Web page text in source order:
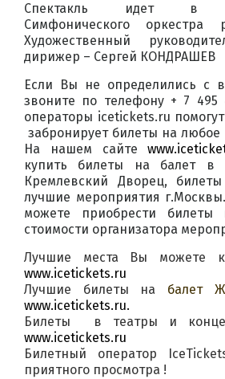
Спектакль идет в
Симфонического оркестра
Художественный
дирижер – Сергей КОНДРАШЕВ
Если Вы не определились с
звоните по телефону + 7 495
операторы icetickets.ru
забронирует билеты на
На нашем сайте
купить билеты на балет в
Кремлевский Дворец,
лучшие мероприятия
можете приобрести билеты
стоимости организатора
Лучшие места Вы можете
www.icetickets.ru
Лучшие билеты на балет
www.icetickets.ru.
Билеты
в театры и
www.icetickets.ru
Билетный оператор
приятного просмотра !